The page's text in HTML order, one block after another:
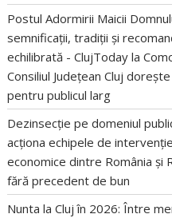
Postul Adormirii Maicii
semnificații, tradiții și
echilibrată - ClujToday la
Consiliul Județean Cluj
pentru publicul larg
Dezinsecție pe domeniul
acționa echipele de
economice dintre România și
fără precedent de bun
Nunta la Cluj în 2026: Între